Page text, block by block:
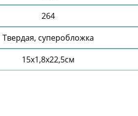
264
Твердая, суперобложка
15х1,8х22,5см